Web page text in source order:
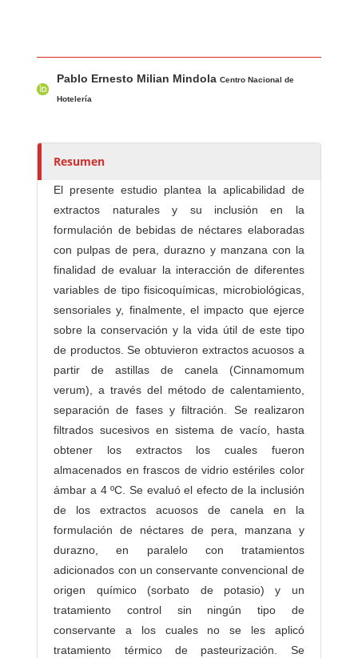
u
r
s
Pablo Ernesto Milian MindolaCentro Nacional de
Hotelería
Resumen
El presente estudio plantea la aplicabilidad de
extractos naturales y su inclusión en la
formulación de bebidas de néctares elaboradas
con pulpas de pera, durazno y manzana con la
finalidad de evaluar la interacción de diferentes
variables de tipo fisicoquímicas, microbiológicas,
sensoriales y, finalmente, el impacto que ejerce
sobre la conservación y la vida útil de este tipo
de productos. Se obtuvieron extractos acuosos a
partir de astillas de canela (Cinnamomum
verum), a través del método de calentamiento,
separación de fases y filtración. Se realizaron
filtrados sucesivos en sistema de vacío, hasta
obtener los extractos los cuales fueron
almacenados en frascos de vidrio estériles color
ámbar a 4 ºC. Se evaluó el efecto de la inclusión
de los extractos acuosos de canela en la
formulación de néctares de pera, manzana y
durazno, en paralelo con tratamientos
adicionados con un conservante convencional de
origen químico (sorbato de potasio) y un
tratamiento control sin ningún tipo de
conservante a los cuales no se les aplicó
tratamiento térmico de pasteurización. Se